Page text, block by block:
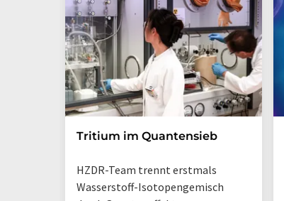
Tritium im Quantensieb
HZDR-Team trennt erstmals
Wasserstoff-Isotopengemisch